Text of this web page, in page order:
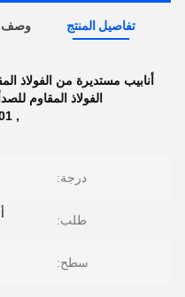
تفاصيل المنتج وصف
الفولاذ المقاوم
,
Pipe
درجة:
طلب:
سطح: